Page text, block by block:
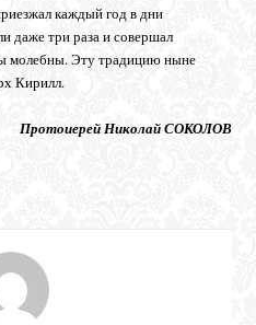
каждый год в дни
даже три раза и совершал
молебны. Эту традицию ныне
Кирилл.
Протоиерей Николай СОКОЛОВ